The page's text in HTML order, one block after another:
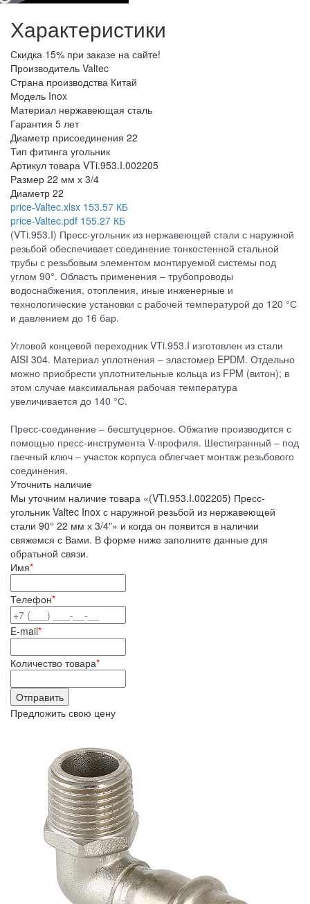
Характеристики
Скидка 15% при заказе на сайте!
Производитель Valtec
Страна производства Китай
Модель Inox
Материал нержавеющая сталь
Гарантия 5 лет
Диаметр присоединения 22
Тип фитинга угольник
Артикул товара VTi.953.I.002205
Размер 22 мм х 3/4
Диаметр 22
price-Valtec.xlsx 153.57 КБ
price-Valtec.pdf 155.27 КБ
(VTi.953.I) Пресс-угольник из нержавеющей стали с наружной
резьбой обеспечивает соединение тонкостенной стальной
трубы с резьбовым элементом монтируемой системы под
углом 90°. Область применения – трубопроводы
водоснабжения, отопления, иные инженерные и
технологические установки с рабочей температурой до 120 °С
и давлением до 16 бар.
Угловой концевой переходник VTi.953.I изготовлен из стали
AISI 304. Материал уплотнения – эластомер EPDM. Отдельно
можно приобрести уплотнительные кольца из FPM (витон); в
этом случае максимальная рабочая температура
увеличивается до 140 °С.
Пресс-соединение – бесштуцерное. Обжатие производится с
помощью пресс-инструмента V-профиля. Шестигранный – под
гаечный ключ – участок корпуса облегчает монтаж резьбового
соединения.
Уточнить наличие
Мы уточним наличие товара «(VTi.953.I.002205) Пресс-
угольник Valtec Inox с наружной резьбой из нержавеющей
стали 90° 22 мм х 3/4"» и когда он появится в наличии
свяжемся с Вами. В форме ниже заполните данные для
обратьной связи.
Имя*
Телефон*
E-mail*
Количество товара*
Предложить свою цену